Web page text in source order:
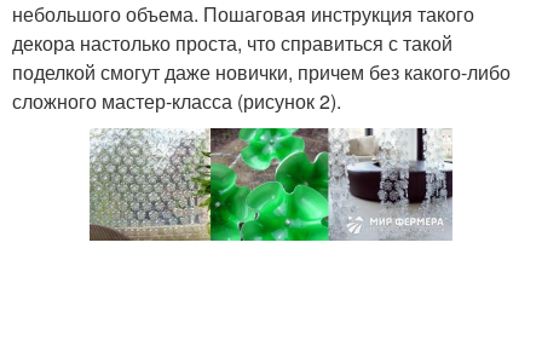
небольшого объема. Пошаговая инструкция такого
декора настолько проста, что справиться с такой
поделкой смогут даже новички, причем без какого-либо
сложного мастер-класса (рисунок 2).